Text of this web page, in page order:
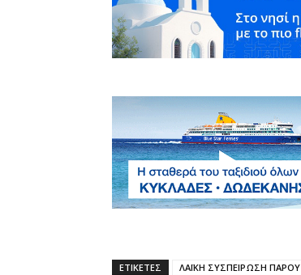
ΕΤΙΚΕΤΕΣ ΛΑΪΚΗ ΣΥΣΠΕΙΡΩΣΗ ΠΑΡΟΥ